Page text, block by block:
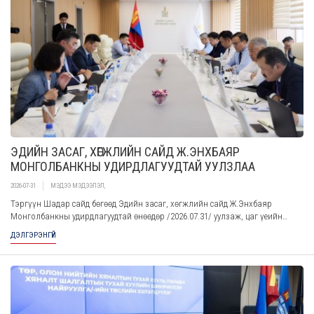
ЭДИЙН ЗАСАГ, ХӨГЖЛИЙН САЙД Ж.ЭНХБАЯР
МОНГОЛБАНКНЫ УДИРДЛАГУУДТАЙ УУЛЗЛАА
2026-07-31 МЭДЭЭ МЭДЭЭЛЭЛ ,
Тэргүүн Шадар сайд бөгөөд Эдийн засаг, хөгжлийн сайд Ж.Энхбаяр
Монголбанкны удирдлагуудтай өнөөдөр /2026.07.31/ уулзаж, цаг үеийн
асуудлаар мэдээлэл сонслоо.
ДЭЛГЭРЭНГҮЙ